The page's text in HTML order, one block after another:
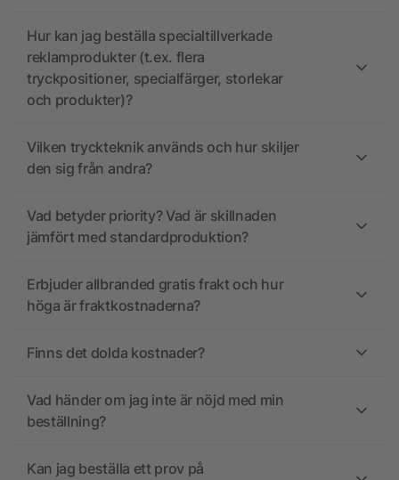
Hur kan jag beställa specialtillverkade
reklamprodukter (t.ex. flera
tryckpositioner, specialfärger, storlekar
och produkter)?
Vilken tryckteknik används och hur skiljer
den sig från andra?
Vad betyder priority? Vad är skillnaden
jämfört med standardproduktion?
Erbjuder allbranded gratis frakt och hur
höga är fraktkostnaderna?
Finns det dolda kostnader?
Vad händer om jag inte är nöjd med min
beställning?
Kan jag beställa ett prov på